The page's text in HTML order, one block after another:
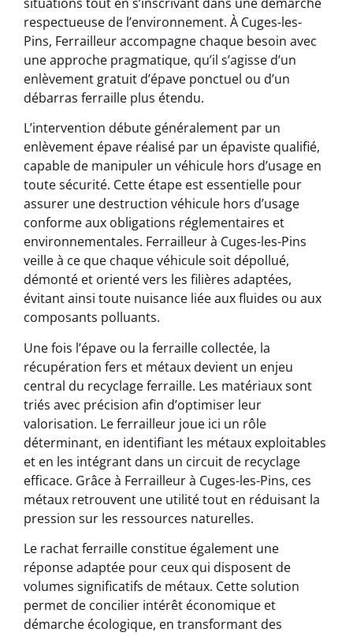
respectueuse de l’environnement. À Cuges-les-
Pins, Ferrailleur accompagne chaque besoin avec
une approche pragmatique, qu’il s’agisse d’un
enlèvement gratuit d’épave ponctuel ou d’un
débarras ferraille plus étendu.
L’intervention débute généralement par un
enlèvement épave réalisé par un épaviste qualifié,
capable de manipuler un véhicule hors d’usage en
toute sécurité. Cette étape est essentielle pour
assurer une destruction véhicule hors d’usage
conforme aux obligations réglementaires et
environnementales. Ferrailleur à Cuges-les-Pins
veille à ce que chaque véhicule soit dépollué,
démonté et orienté vers les filières adaptées,
évitant ainsi toute nuisance liée aux fluides ou aux
composants polluants.
Une fois l’épave ou la ferraille collectée, la
récupération fers et métaux devient un enjeu
central du recyclage ferraille. Les matériaux sont
triés avec précision afin d’optimiser leur
valorisation. Le ferrailleur joue ici un rôle
déterminant, en identifiant les métaux exploitables
et en les intégrant dans un circuit de recyclage
efficace. Grâce à Ferrailleur à Cuges-les-Pins, ces
métaux retrouvent une utilité tout en réduisant la
pression sur les ressources naturelles.
Le rachat ferraille constitue également une
réponse adaptée pour ceux qui disposent de
volumes significatifs de métaux. Cette solution
permet de concilier intérêt économique et
démarche écologique, en transformant des